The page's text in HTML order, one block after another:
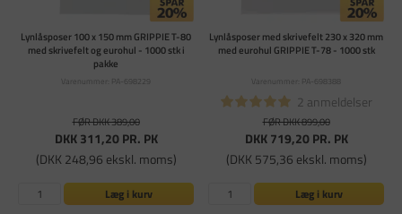
Lynlåsposer 100 x 150 mm GRIPPIE T-80
med skrivefelt og eurohul - 1000 stk i
pakke
Varenummer: PA-698229
FØR DKK 389,00
DKK 311,20PR. PK
(DKK 248,96 ekskl. moms)
Læg i kurv
Lynlåsposer med skrivefelt 230 x 320 mm
med eurohul GRIPPIE T-78 - 1000 stk
Varenummer: PA-698388
2 anmeldelser
FØR DKK 899,00
DKK 719,20PR. PK
(DKK 575,36 ekskl. moms)
Læg i kurv